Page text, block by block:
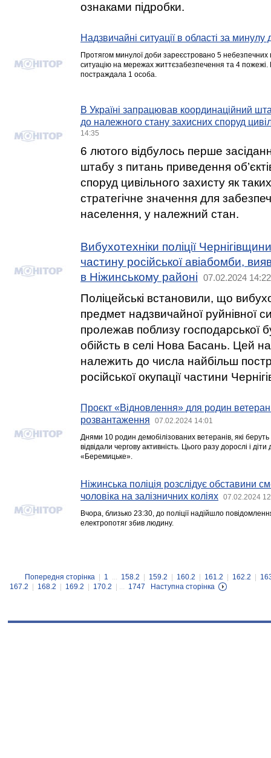
ознаками підробки.
Надзвичайні ситуації в області за минулу
Протягом минулої доби зареєстровано 5 небезпечних
ситуацію на мережах життєзабезпечення та 4 пожежі.
постраждала 1 особа.
В Україні запрацював координаційний
до належного стану захисних споруд
14:35
6 лютого відбулось перше
штабу з питань приведення
споруд цивільного захисту як
стратегічне значення для
населення, у належний стан.
Вибухотехніки поліції
частину російської авіабомби,
в Ніжинському районі
07.02.2024 14:22
Поліцейські встановили, що
предмет надзвичайної руйнівної
пролежав поблизу господарської
обійсть в селі Нова Басань. Цей
належить до числа найбільш
російської окупації частини
Проєкт «Відновлення» для родин
розвантаження
07.02.2024 14:01
Днями 10 родин демобілізованих ветеранів, які
відвідали чергову активність. Цього разу дорослі і
«Беремицьке».
Ніжинська поліція розслідує обставини
чоловіка на залізничних коліях
07.02.2024
Вчора, близько 23:30, до поліції надійшло
електропотяг збив людину.
Попередня сторінка 1 ... 158.2 159.2 160.2 161.2 162.2
167.2
168.2 169.2 170.2 | ... 1747 Наступна сторінка